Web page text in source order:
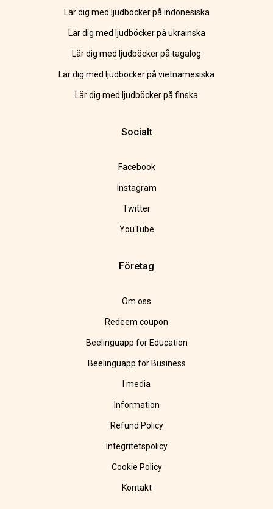
Lär dig med ljudböcker på indonesiska
Lär dig med ljudböcker på ukrainska
Lär dig med ljudböcker på tagalog
Lär dig med ljudböcker på vietnamesiska
Lär dig med ljudböcker på finska
Socialt
Facebook
Instagram
Twitter
YouTube
Företag
Om oss
Redeem coupon
Beelinguapp for Education
Beelinguapp for Business
I media
Information
Refund Policy
Integritetspolicy
Cookie Policy
Kontakt